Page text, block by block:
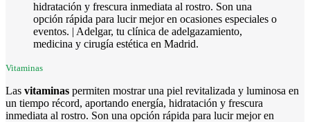
Vitaminas
Las vitaminas permiten mostrar una piel revitalizada y luminosa en
un tiempo récord, aportando energía, hidratación y frescura
inmediata al rostro. Son una opción rápida para lucir mejor en